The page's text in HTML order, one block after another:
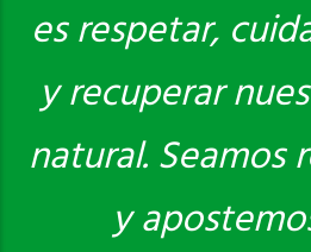
es respetar,
y recuperar
natural. Seamos
y